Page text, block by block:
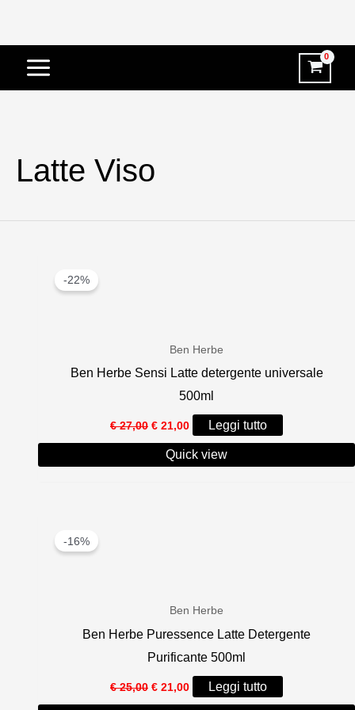
Latte Viso
-22%
Ben Herbe
Ben Herbe Sensi Latte detergente universale
500ml
€27,00 Il
prezzo
originale
era:
€ 21,00 Il
prezzo
attuale
è:
Leggi tutto
Quick view
-16%
Ben Herbe
Ben Herbe Puressence Latte Detergente
Purificante 500ml
€25,00 Il
prezzo
€ 21,00 Il
prezzo
Leggi tutto